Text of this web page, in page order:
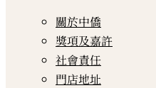
關於中僑
獎項及嘉許
社會責任
門店地址